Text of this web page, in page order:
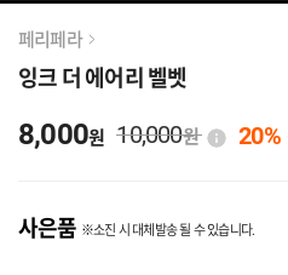
페리페라
잉크 더 에어리 벨벳
8,000원 10,000원 20%
사은품 ※소진 시 대체발송 될 수 있습니다.